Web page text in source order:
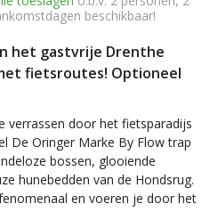
beschikbaar!
het gastvrije Drenthe
fietsroutes! Optioneel
verrassen door het fietsparadijs
De Oringer Marke By Flow trap
bossen, glooiende
hunebedden van de Hondsrug.
en voeren je door het